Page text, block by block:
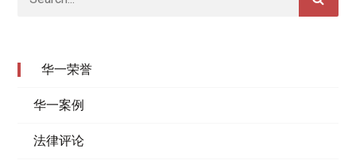
华一荣誉
华一案例
法律评论